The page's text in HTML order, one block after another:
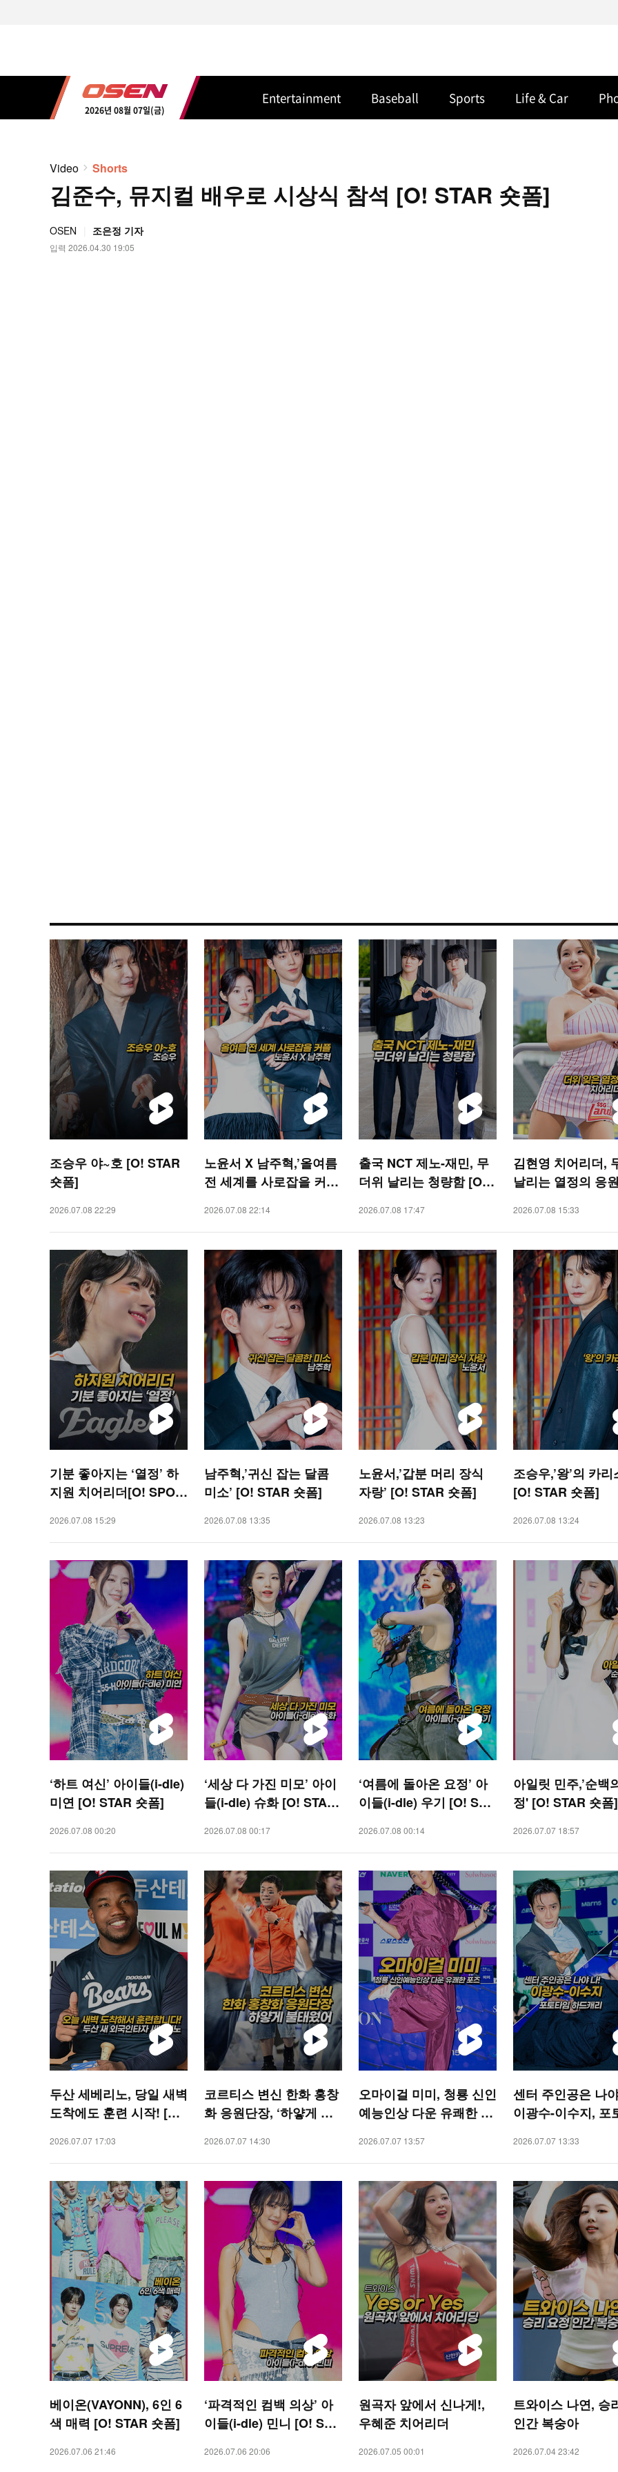
2026년 08월 07일(금)
Entertainment Baseball Sports Life & Car
Video Shorts
김준수, 뮤지컬 배우로 시상식 참석 [O! STAR 숏폼]
OSEN 조은정 기자
입력 2026.04.30 19:05
조승우 야~호 [O! STAR
숏폼]
2026.07.08 22:29
노윤서 X 남주혁,’올여름
전 세계를 사로잡을 커플’
2026.07.08 22:14
출국 NCT 제노-재민, 무
더위 날리는 청량함 [O!
2026.07.08 17:47
김현영 치어리더,
날리는 열정의 응
2026.07.08 15:33
기분 좋아지는 ‘열정’ 하
지원 치어리더[O! SPOR
2026.07.08 15:29
남주혁,’귀신 잡는 달콤
미소’ [O! STAR 숏폼]
2026.07.08 13:35
노윤서,’갑분 머리 장식
자랑’ [O! STAR 숏폼]
2026.07.08 13:23
조승우,’왕’의 카리
[O! STAR 숏폼]
2026.07.08 13:24
‘하트 여신’ 아이들(i-dle)
미연 [O! STAR 숏폼]
2026.07.08 00:20
‘세상 다 가진 미모’ 아이
들(i-dle) 슈화 [O! STAR
2026.07.08 00:17
‘여름에 돌아온 요정’ 아
이들(i-dle) 우기 [O! STA
2026.07.08 00:14
아일릿 민주,’순백
정' [O! STAR 숏폼]
2026.07.07 18:57
두산 세베리노, 당일 새벽
도착에도 훈련 시작! [O!
2026.07.07 17:03
코르티스 변신 한화 홍창
화 응원단장, ‘하얗게 불
폼]
2026.07.07 14:30
오마이걸 미미, 청룡 신인
예능인상 다운 유쾌한 포
2026.07.07 13:57
센터 주인공은 나
이광수-이수지, 포
폼]
2026.07.07 13:33
베이온(VAYONN), 6인 6
색 매력 [O! STAR 숏폼]
2026.07.06 21:46
‘파격적인 컴백 의상’ 아
이들(i-dle) 민니 [O! STA
2026.07.06 20:06
원곡자 앞에서 신나게!,
우혜준 치어리더
2026.07.05 00:01
트와이스 나연, 승
인간 복숭아
2026.07.04 23:42